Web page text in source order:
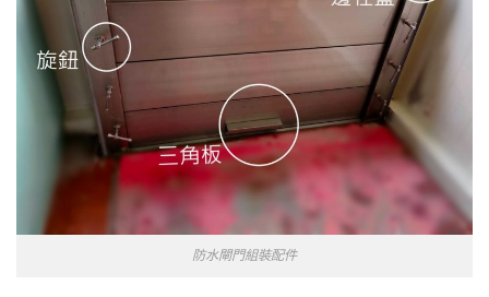
防水閘門組裝配件